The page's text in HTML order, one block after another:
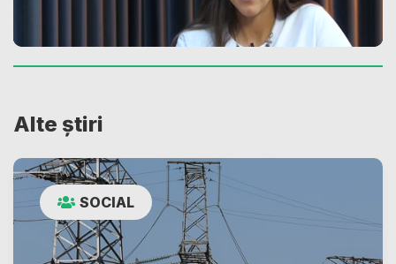
Alte știri
SOCIAL